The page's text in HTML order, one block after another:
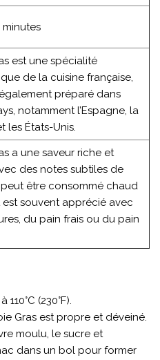
minutes
est une spécialité
de la cuisine française,
préparé dans
notamment l’Espagne, la
les États-Unis.
a une saveur riche et
des notes subtiles de
être consommé chaud
souvent apprécié avec
du pain frais ou du pain
(230°F).
Gras est propre et déveiné.
moulu, le sucre et
dans un bol pour former